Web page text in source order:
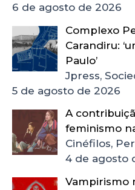
6 de agosto de 2026
Complexo
Carandiru:
Paulo’
Jpress,
5 de agosto de 2026
A
feminismo
Cinéfilos,
4 de agosto
Vampirismo